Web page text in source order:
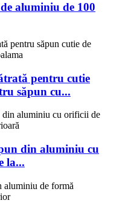
aluminiu de 100
pentru cutie
săpun cu...
din aluminiu cu
la...